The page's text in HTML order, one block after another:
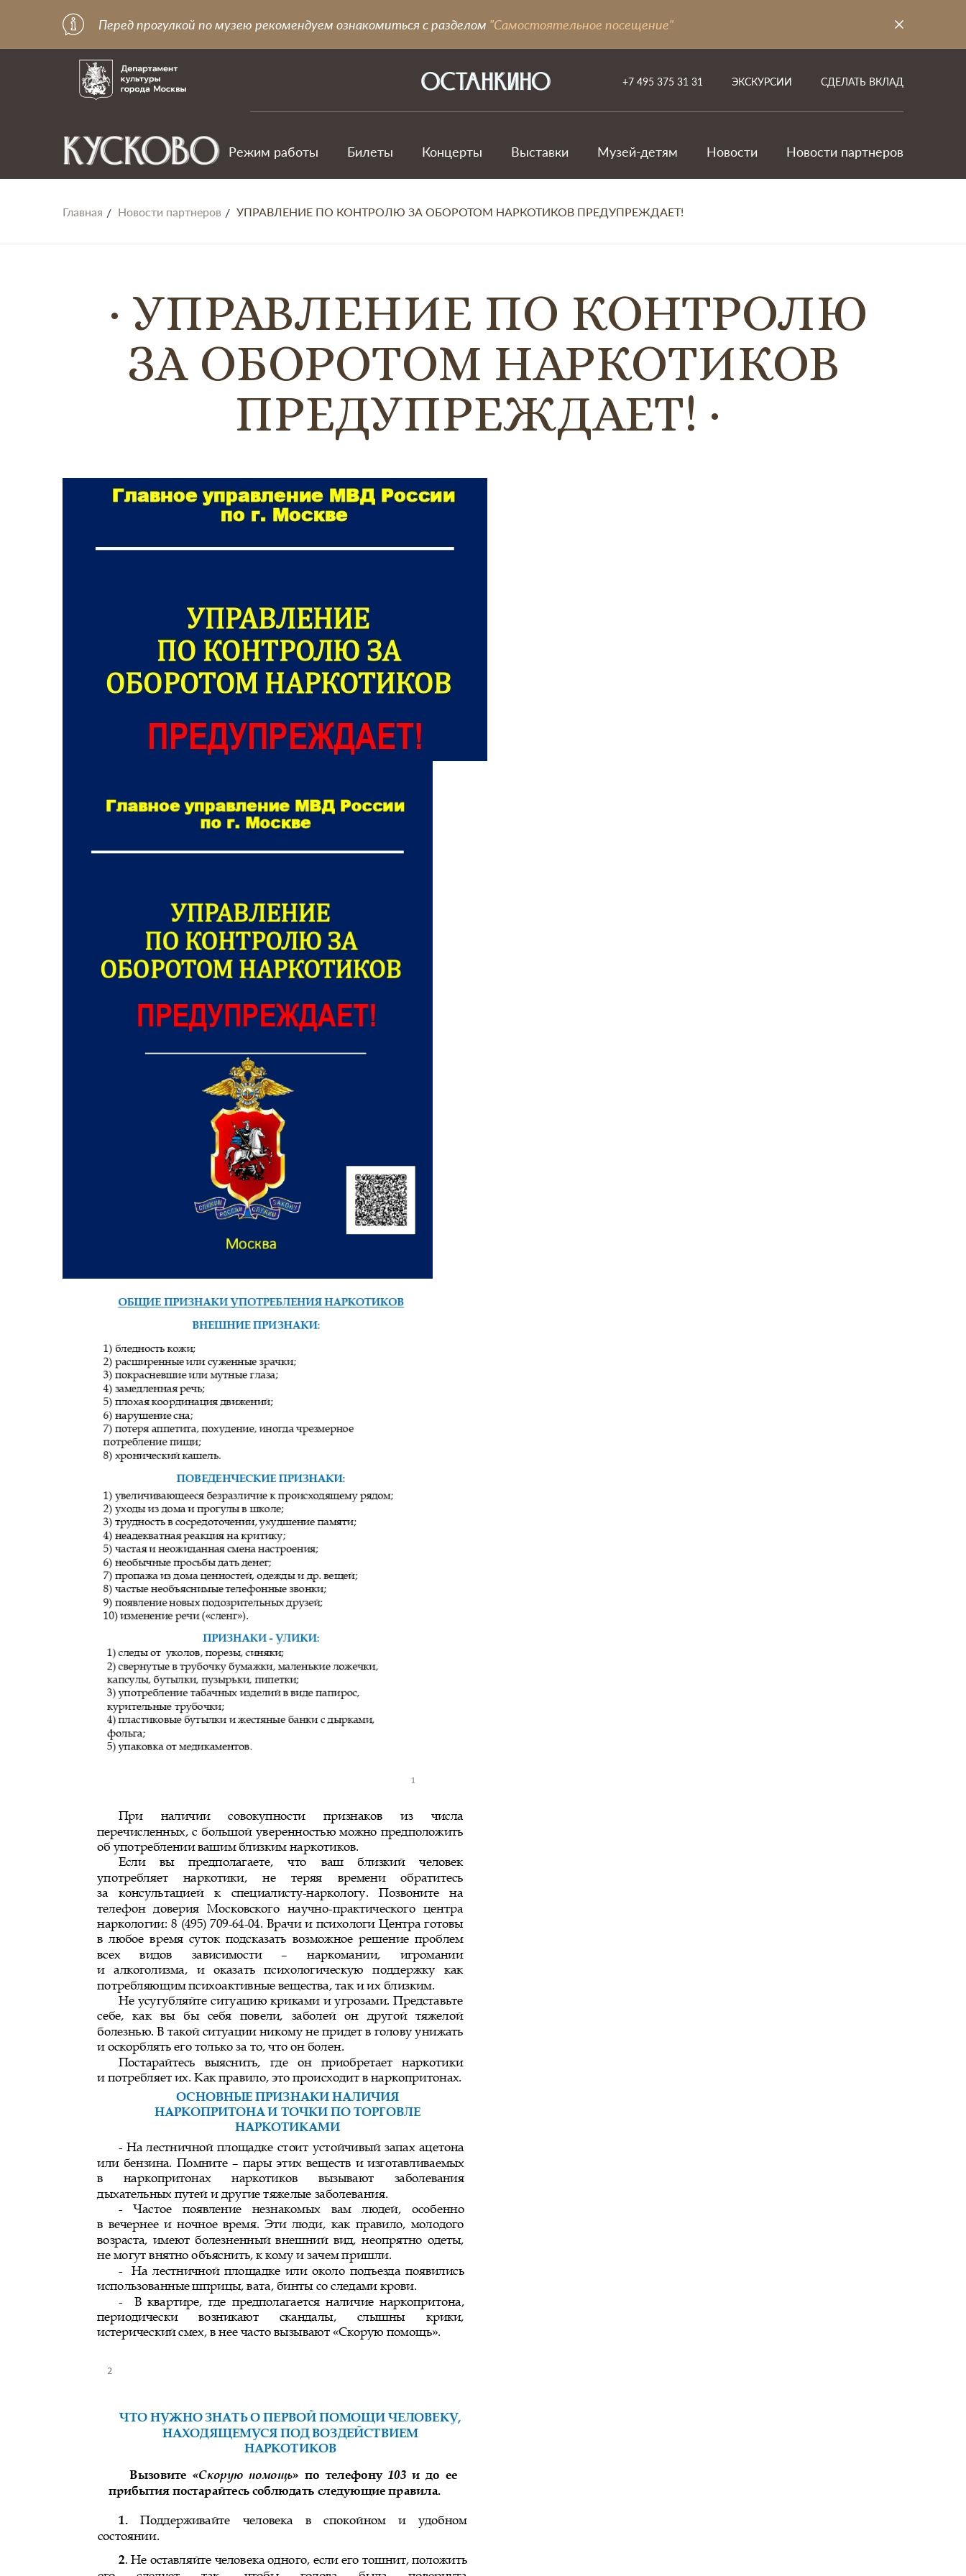
Перед прогулкой по музею рекомендуем ознакомиться с разделом "Самостоятельное посещение"
+7 495 375 31 31 ЭКСКУРСИИ СДЕЛАТЬ ВКЛАД
Режим работы Билеты Концерты Выставки Музей-детям Новости Новости партнеров
Главная Новости партнеров УПРАВЛЕНИЕ ПО КОНТРОЛЮ ЗА ОБОРОТОМ НАРКОТИКОВ ПРЕДУПРЕЖДАЕТ!
УПРАВЛЕНИЕ ПО КОНТРОЛЮ
ЗА ОБОРОТОМ НАРКОТИКОВ
ПРЕДУПРЕЖДАЕТ!